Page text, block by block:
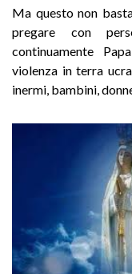
Ma questo non
pregare con
continuamente
violenza in terra
inermi, bambini,